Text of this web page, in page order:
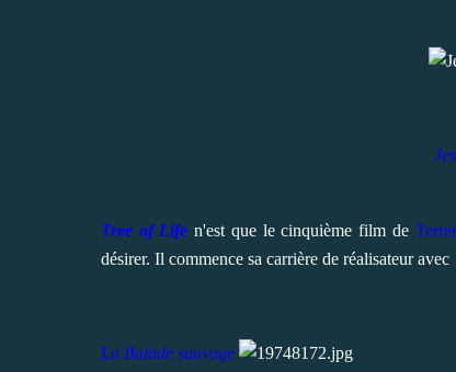
Tree of Life n'est que le cinquième film de
désirer. Il commence sa carrière de réalisateur avec
La Balade sauvage